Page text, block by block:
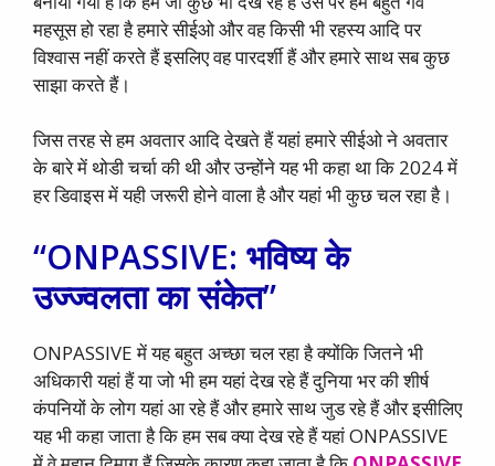
महसूस हो रहा है हमारे सीईओ और वह किसी भी रहस्य आदि पर
विश्वास नहीं करते हैं इसलिए वह पारदर्शी हैं और हमारे साथ सब कुछ
साझा करते हैं।
जिस तरह से हम अवतार आदि देखते हैं यहां हमारे सीईओ ने अवतार
के बारे में थोडी चर्चा की थी और उन्होंने यह भी कहा था कि 2024 में
हर डिवाइस में यही जरूरी होने वाला है और यहां भी कुछ चल रहा है।
“ONPASSIVE: भविष्य के
उज्ज्वलता का संकेत”
ONPASSIVE में यह बहुत अच्छा चल रहा है क्योंकि जितने भी
अधिकारी यहां हैं या जो भी हम यहां देख रहे हैं दुनिया भर की शीर्ष
कंपनियों के लोग यहां आ रहे हैं और हमारे साथ जुड रहे हैं और इसीलिए
यह भी कहा जाता है कि हम सब क्या देख रहे हैं यहां ONPASSIVE